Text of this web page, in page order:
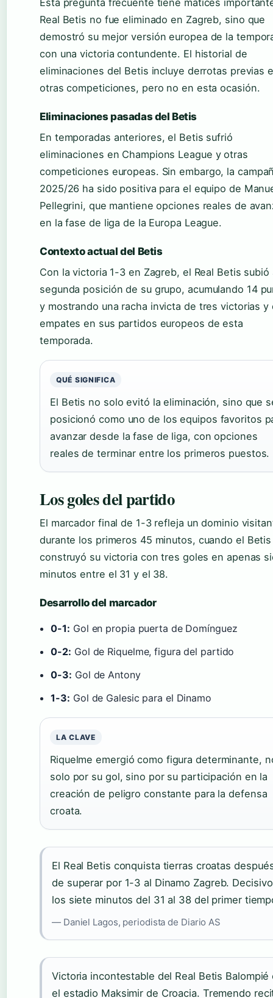
Esta pregunta frecuente tiene matices
Real Betis no fue eliminado en Zagreb, sino que
demostró su mejor versión europea de la
con una victoria contundente. El historial de
eliminaciones del Betis incluye derrotas previas
otras competiciones, pero no en esta ocasión.
Eliminaciones pasadas del Betis
En temporadas anteriores, el Betis sufrió
eliminaciones en Champions League y otras
competiciones europeas. Sin embargo, la
2025/26 ha sido positiva para el equipo de
Pellegrini, que mantiene opciones reales de
en la fase de liga de la Europa League.
Contexto actual del Betis
Con la victoria 1-3 en Zagreb, el Real Betis subió
segunda posición de su grupo, acumulando 14
y mostrando una racha invicta de tres victorias y
empates en sus partidos europeos de esta
temporada.
QUÉ SIGNIFICA
El Betis no solo evitó la eliminación, sino que
posicionó como uno de los equipos favoritos
avanzar desde la fase de liga, con opciones
reales de terminar entre los primeros puestos.
Los goles del partido
El marcador final de 1-3 refleja un dominio
durante los primeros 45 minutos, cuando el Betis
construyó su victoria con tres goles en apenas
minutos entre el 31 y el 38.
Desarrollo del marcador
0-1: Gol en propia puerta de Domínguez
0-2: Gol de Riquelme, figura del partido
0-3: Gol de Antony
1-3: Gol de Galesic para el Dinamo
LA CLAVE
Riquelme emergió como figura determinante,
solo por su gol, sino por su participación en la
creación de peligro constante para la defensa
croata.
El Real Betis conquista tierras croatas
de superar por 1-3 al Dinamo Zagreb.
los siete minutos del 31 al 38 del primer
— Daniel Lagos, periodista de Diario AS
Victoria incontestable del Real Betis Balompié
el estadio Maksimir de Croacia. Tremendo